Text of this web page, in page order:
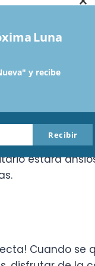
será
para
nada la manera
cuando se
estará
Cuando se
Luna
y recibe
Recibir